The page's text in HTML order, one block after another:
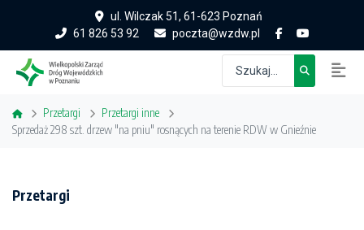
ul. Wilczak 51, 61-623 Poznań
61 826 53 92
poczta@wzdw.pl
Przetargi
Przetargi inne
Sprzedaż 298 szt. drzew "na pniu" rosnących na terenie RDW w Gnieźnie
Przetargi